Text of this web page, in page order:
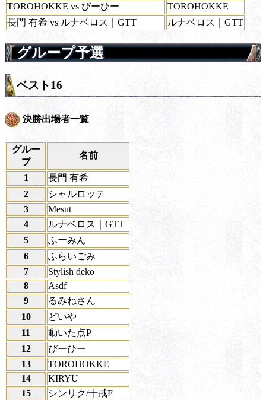
TOROHOKKE vs びーひー
TOROHOKKE
長門 有希 vs ルナベロス｜GTT
ルナベロス｜GTT
グループ予選
ベスト16
決勝出場者一覧
グルー
プ
名前
1
長門 有希
2
シャルロッテ
3
Mesut
4
ルナベロス｜GTT
5
ふーみん
6
ふらいごみ
7
Stylish deko
8
Asdf
9
るみねさん
10
どいや
11
動いた点P
12
びーひー
13
TOROHOKKE
14
KIRYU
15
シンリク/十戒F